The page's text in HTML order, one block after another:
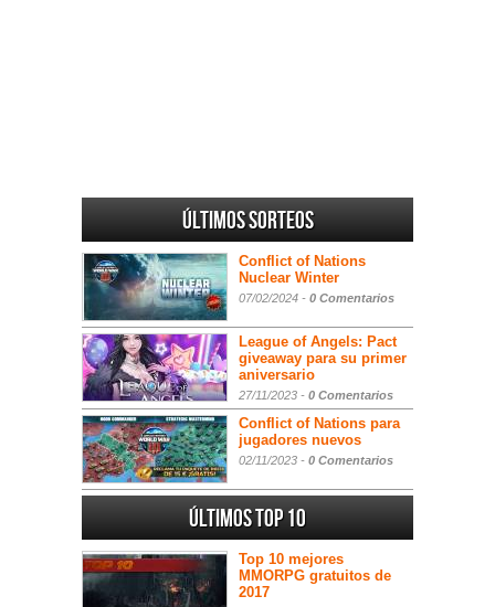
Últimos sorteos
Conflict of Nations
Nuclear Winter
07/02/2024 - 0 Comentarios
League of Angels: Pact
giveaway para su primer
aniversario
27/11/2023 - 0 Comentarios
Conflict of Nations para
jugadores nuevos
02/11/2023 - 0 Comentarios
Últimos Top 10
Top 10 mejores
MMORPG gratuitos de
2017